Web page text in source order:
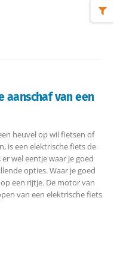
aanschaf van een
heuvel op wil fietsen of
is een elektrische fiets de
wel eentje waar je goed
opties. Waar je goed
een rijtje. De motor van
van een elektrische fiets